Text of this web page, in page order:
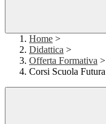
Home >
Didattica >
Offerta Formativa >
Corsi Scuola Futura